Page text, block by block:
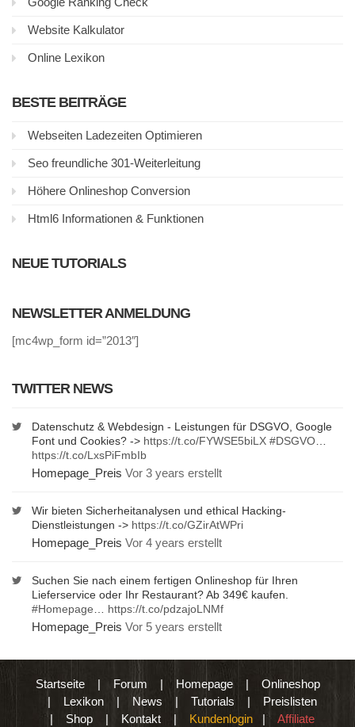
Website Kalkulator
Online Lexikon
BESTE BEITRÄGE
Webseiten Ladezeiten Optimieren
Seo freundliche 301-Weiterleitung
Höhere Onlineshop Conversion
Html6 Informationen & Funktionen
NEUE TUTORIALS
NEWSLETTER ANMELDUNG
[mc4wp_form id=”2013″]
TWITTER NEWS
Datenschutz & Webdesign - Leistungen für DSGVO, Google
Font und Cookies? -> https://t.co/FYWSE5biLX #DSGVO
https://t.co/LxsPiFmbIb
Homepage_Preis Vor 3 years erstellt
Wir bieten Sicherheitanalysen und ethical Hacking-
Dienstleistungen -> https://t.co/GZirAtWPri
Homepage_Preis Vor 4 years erstellt
Suchen Sie nach einem fertigen Onlineshop für Ihren
Lieferservice oder Ihr Restaurant? Ab 349€ kaufen.
#Homepage
https://t.co/pdzajoLNMf
Homepage_Preis Vor 5 years erstellt
Startseite| Forum | Homepage| Onlineshop
| Lexikon |News | Tutorials | Preislisten
| Shop | Kontakt | Kundenlogin | Affiliate